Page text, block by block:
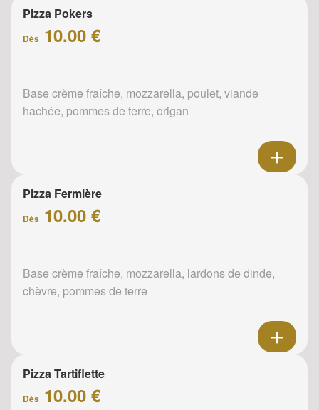
Pizza Pokers
Dès 10.00 €
Base crème fraîche, mozzarella, poulet, viande
hachée, pommes de terre, origan
Pizza Fermière
Dès 10.00 €
Base crème fraîche, mozzarella, lardons de dinde,
chèvre, pommes de terre
Pizza Tartiflette
Dès 10.00 €